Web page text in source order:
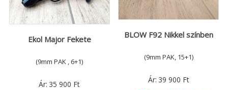
Ekol Major Fekete
(9mm PAK , 6+1)
Ár: 35 900 Ft
BLOW F92 Nikkel színben
(9mm PAK, 15+1)
Ár: 39 900 Ft